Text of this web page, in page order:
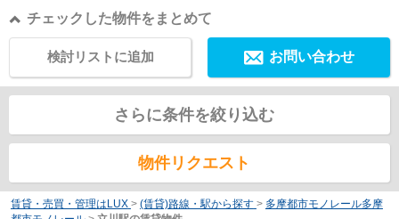
チェックした物件をまとめて
お問い合わせ
検討リストに追加
さらに条件を絞り込む
物件リクエスト
賃貸・売買・管理はLUX > (賃貸)路線・駅から探す > 多摩都市モノレール多摩